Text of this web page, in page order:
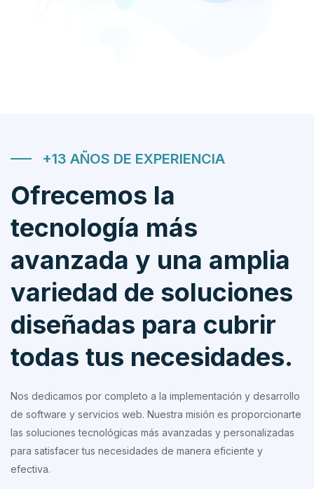
+13 AÑOS DE EXPERIENCIA
Ofrecemos la
tecnología más
avanzada y una amplia
variedad de soluciones
diseñadas para cubrir
todas tus necesidades.
Nos dedicamos por completo a la implementación y desarrollo
de software y servicios web. Nuestra misión es proporcionarte
las soluciones tecnológicas más avanzadas y personalizadas
para satisfacer tus necesidades de manera eficiente y
efectiva.